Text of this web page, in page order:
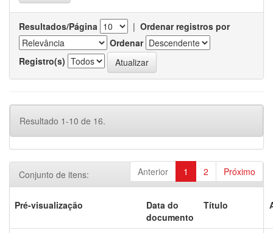
Resultados/Página | Ordenar registros por
Ordenar
Registro(s)
Resultado 1-10 de 16.
Anterior 1 2 Próximo
Conjunto de itens:
Pré-visualização
Data do
documento
Título